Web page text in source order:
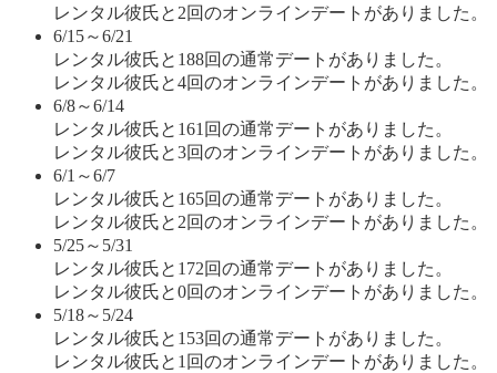
レンタル彼氏と2回のオンラインデートがありました。
6/15～6/21
レンタル彼氏と188回の通常デートがありました。
レンタル彼氏と4回のオンラインデートがありました。
6/8～6/14
レンタル彼氏と161回の通常デートがありました。
レンタル彼氏と3回のオンラインデートがありました。
6/1～6/7
レンタル彼氏と165回の通常デートがありました。
レンタル彼氏と2回のオンラインデートがありました。
5/25～5/31
レンタル彼氏と172回の通常デートがありました。
レンタル彼氏と0回のオンラインデートがありました。
5/18～5/24
レンタル彼氏と153回の通常デートがありました。
レンタル彼氏と1回のオンラインデートがありました。